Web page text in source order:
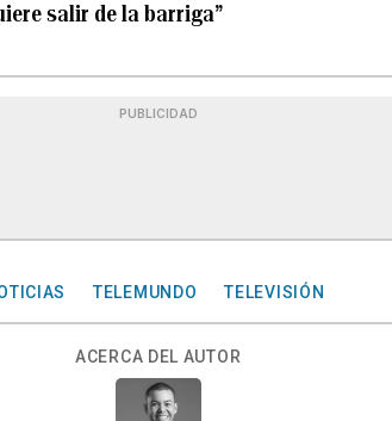
salir de la barriga”
PUBLICIDAD
TELEMUNDO TELEVISIÓN
ACERCA DEL AUTOR